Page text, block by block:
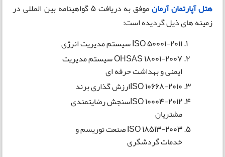
هتل آپارتمان آرمان
موفق به دریافت ۵ گواهینامه بین المللی در
زمینه های ذیل گردیده است:
ISO 50001-2011 سیستم مدیریت انرژی
OHSAS 18001-2007 سیستم مدیریت
ایمنی و بهداشت حرفه ای
ISO 10668-2010ارزش گذاری برند
ISO 10004-2012سنجش رضایتمندی
مشتریان
ISO 18513-2003 صنعت توریسم و
خدمات گردشگری